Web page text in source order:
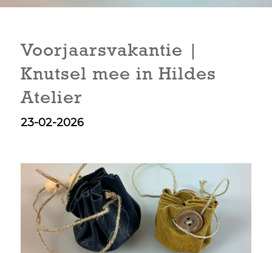
Voorjaarsvakantie |
Knutsel mee in Hildes
Atelier
23-02-2026